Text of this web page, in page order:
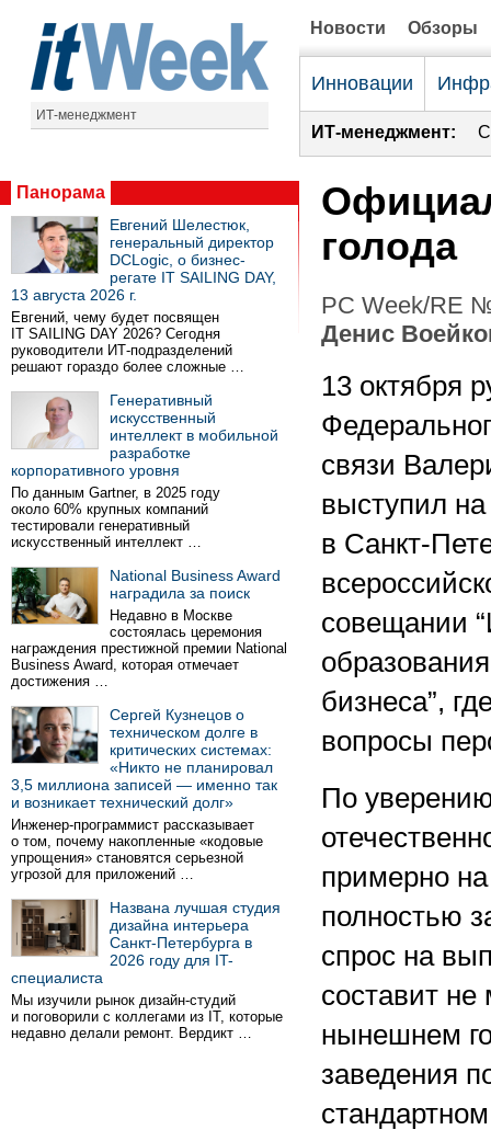
ИТ-менеджмент
Новости Обзоры
Инновации
ИТ-менеджмент:
Панорама
Евгений Шелестюк,
генеральный директор
DCLogic, о бизнес-
регате IT SAILING DAY,
13 августа 2026 г.
Евгений, чему будет посвящен
IT SAILING DAY 2026? Сегодня
руководители ИТ-подразделений
решают гораздо более сложные …
Генеративный
искусственный
интеллект в мобильной
разработке
корпоративного уровня
По данным Gartner, в 2025 году
около 60% крупных компаний
тестировали генеративный
искусственный интеллект …
National Business Award
наградила за поиск
Недавно в Москве
состоялась церемония
награждения престижной премии National
Business Award, которая отмечает
достижения …
Сергей Кузнецов о
техническом долге в
критических системах:
«Никто не планировал
3,5 миллиона записей — именно так
и возникает технический долг»
Инженер-программист рассказывает
о том, почему накопленные «кодовые
упрощения» становятся серьезной
угрозой для приложений …
Названа лучшая студия
дизайна интерьера
Санкт-Петербурга в
2026 году для IT-
специалиста
Мы изучили рынок дизайн-студий
и поговорили с коллегами из IT, которые
недавно делали ремонт. Вердикт …
голода
PC Week/RE
Денис
13 октября
связи
выступил
в Санкт-
совещании
бизнеса”,
вопросы
По
примерно
полностью
спрос на
составит
нынешнем
заведения